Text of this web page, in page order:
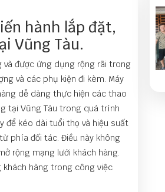
hành lắp đặt,
Vũng Tàu.
được ứng dụng rộng rãi trong
và các phụ kiện đi kèm. Máy
dễ dàng thực hiện các thao
tại Vũng Tàu trong quá trình
để kéo dài tuổi thọ và hiệu suất
phía đối tác. Điều này không
rộng mạng lưới khách hàng.
khách hàng trong công việc